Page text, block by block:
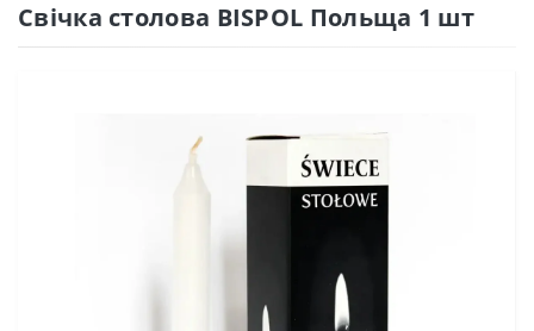
Свічка столова BISPOL Польща 1 шт